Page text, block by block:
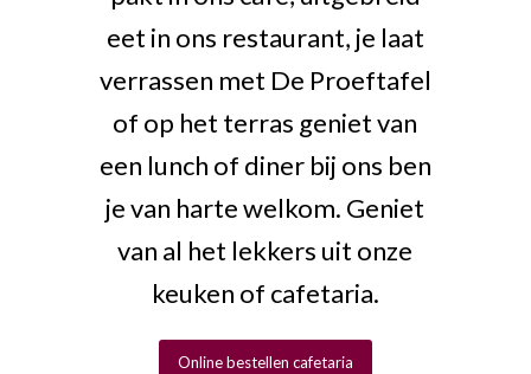
eet in ons restaurant, je laat
verrassen met De Proeftafel
of op het terras geniet van
een lunch of diner bij ons ben
je van harte welkom. Geniet
van al het lekkers uit onze
keuken of cafetaria.
Online bestellen cafetaria